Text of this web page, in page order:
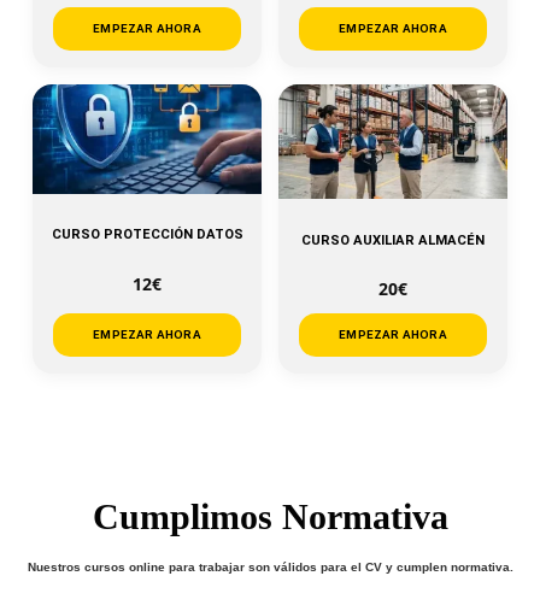
EMPEZAR AHORA EMPEZAR AHORA
CURSO PROTECCIÓN DATOS
12€
EMPEZAR AHORA
CURSO AUXILIAR ALMACÉN
20€
EMPEZAR AHORA
Cumplimos Normativa
Nuestros cursos online para trabajar son válidos para el CV y cumplen normativa.